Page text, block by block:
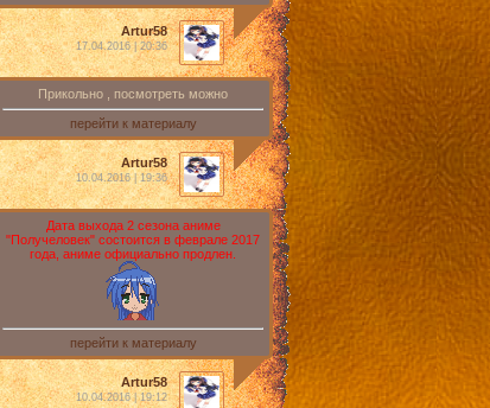
Artur58
17.04.2016 | 20:36
Прикольно , посмотреть можно
перейти к материалу
Artur58
10.04.2016 | 19:36
Дата выхода 2 сезона аниме
"Получеловек" состоится в феврале 2017
года, аниме официально продлен.
перейти к материалу
Artur58
10.04.2016 | 19:12